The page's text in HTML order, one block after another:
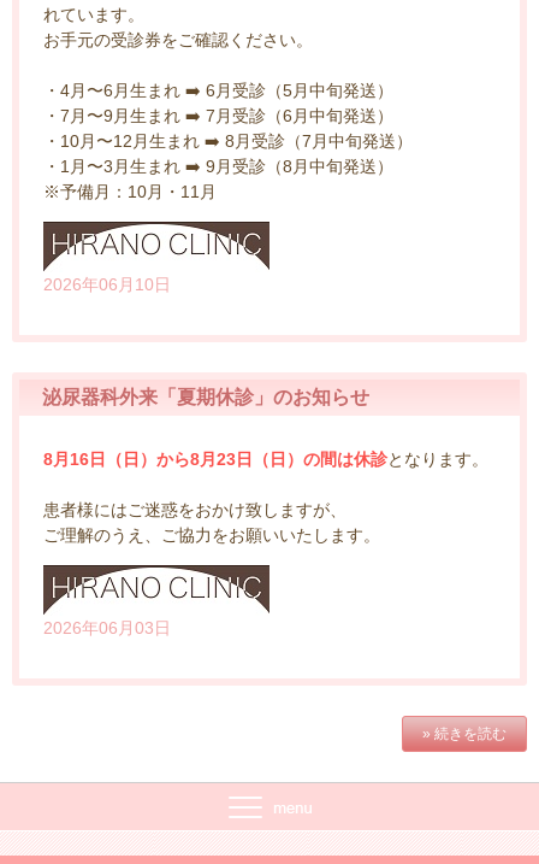
れています。
お手元の受診券をご確認ください。
・4月〜6月生まれ ➡️ 6月受診（5月中旬発送）
・7月〜9月生まれ ➡️ 7月受診（6月中旬発送）
・10月〜12月生まれ ➡️ 8月受診（7月中旬発送）
・1月〜3月生まれ ➡️ 9月受診（8月中旬発送）
※予備月：10月・11月
2026年06月10日
泌尿器科外来「夏期休診」のお知らせ
8月16日（日）から8月23日（日）の間は休診となります。
患者様にはご迷惑をおかけ致しますが、
ご理解のうえ、ご協力をお願いいたします。
2026年06月03日
» 続きを読む